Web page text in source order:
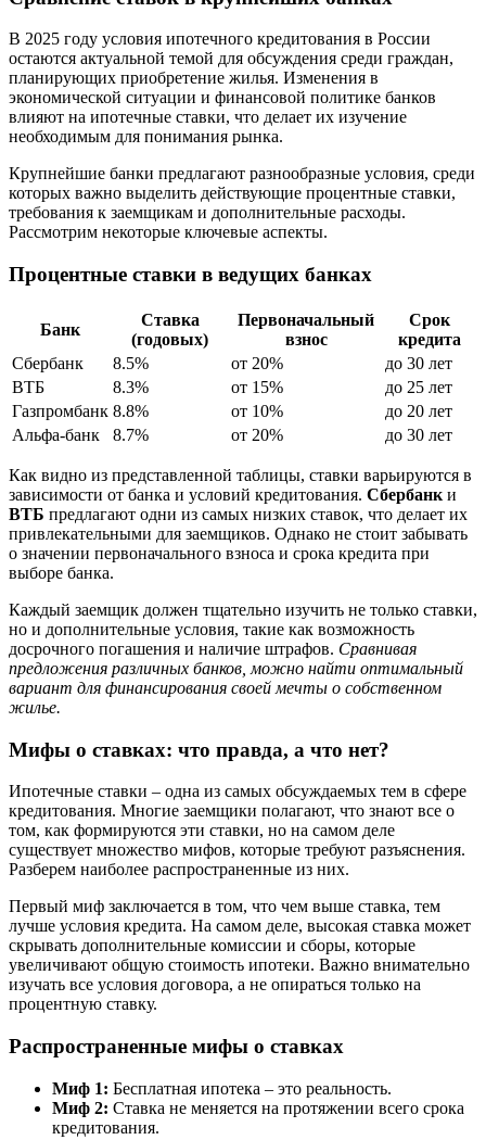
В 2025 году условия ипотечного кредитования в России
остаются актуальной темой для обсуждения среди граждан,
планирующих приобретение жилья. Изменения в
экономической ситуации и финансовой политике банков
влияют на ипотечные ставки, что делает их изучение
необходимым для понимания рынка.
Крупнейшие банки предлагают разнообразные условия, среди
которых важно выделить действующие процентные ставки,
требования к заемщикам и дополнительные расходы.
Рассмотрим некоторые ключевые аспекты.
Процентные ставки в ведущих банках
Банк
Ставка
(годовых)
Первоначальный
взнос
Срок
кредита
Сбербанк
8.5% от 20%
до 30 лет
ВТБ
8.3% от 15%
до 25 лет
Газпромбанк 8.8% от 10%
до 20 лет
Альфа-банк
8.7% от 20% до 30 лет
Как видно из представленной таблицы, ставки варьируются в
зависимости от банка и условий кредитования. Сбербанк и
ВТБ предлагают одни из самых низких ставок, что делает их
привлекательными для заемщиков. Однако не стоит забывать
о значении первоначального взноса и срока кредита при
выборе банка.
Каждый заемщик должен тщательно изучить не только ставки,
но и дополнительные условия, такие как возможность
досрочного погашения и наличие штрафов. Сравнивая
предложения различных банков, можно найти оптимальный
вариант для финансирования своей мечты о собственном
жилье.
Мифы о ставках: что правда, а что нет?
Ипотечные ставки – одна из самых обсуждаемых тем в сфере
кредитования. Многие заемщики полагают, что знают все о
том, как формируются эти ставки, но на самом деле
существует множество мифов, которые требуют разъяснения.
Разберем наиболее распространенные из них.
Первый миф заключается в том, что чем выше ставка, тем
лучше условия кредита. На самом деле, высокая ставка может
скрывать дополнительные комиссии и сборы, которые
увеличивают общую стоимость ипотеки. Важно внимательно
изучать все условия договора, а не опираться только на
процентную ставку.
Распространенные мифы о ставках
Миф 1: Бесплатная ипотека – это реальность.
Миф 2: Ставка не меняется на протяжении всего срока
кредитования.